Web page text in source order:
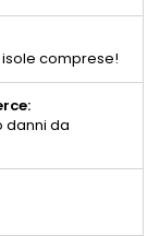
comprese!
danni da